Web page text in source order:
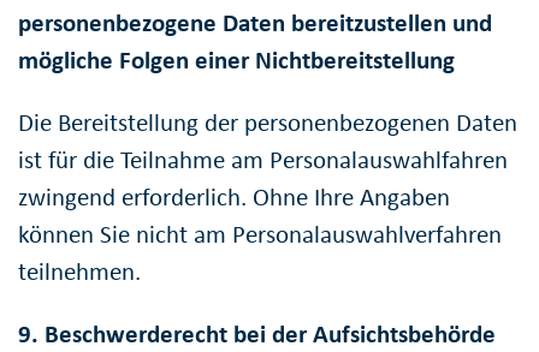
personenbezogene Daten bereitzustellen und
mögliche Folgen einer Nichtbereitstellung
Die Bereitstellung der personenbezogenen Daten
ist für die Teilnahme am Personalauswahlfahren
zwingend erforderlich. Ohne Ihre Angaben
können Sie nicht am Personalauswahlverfahren
teilnehmen.
9. Beschwerderecht bei der Aufsichtsbehörde